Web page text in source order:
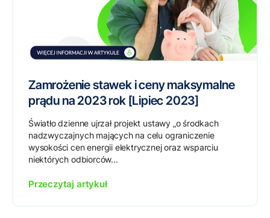
Zamrożenie stawek i ceny maksymalne
prądu na 2023 rok [Lipiec 2023]
Światło dzienne ujrzał projekt ustawy „o środkach
nadzwyczajnych mających na celu ograniczenie
wysokości cen energii elektrycznej oraz wsparciu
niektórych odbiorców...
Przeczytaj artykuł